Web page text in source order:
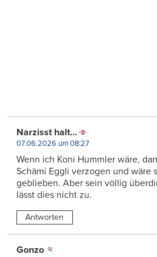
Narzisst halt...
07.06.2026 um 08:27
Wenn ich Koni Hummler wäre,
Schämi Eggli verzogen und wäre
geblieben. Aber sein völlig
lässt dies nicht zu.
Antworten
Gonzo